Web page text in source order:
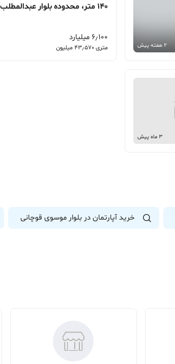
2 هفته پیش
140 متر، محدوده بلوار عبدالمطلب، حرعاملی 53
6٫100 میلیارد
متری 43٫570 میلیون
3 ماه پیش
خرید آپارتمان در بلوار موسوی قوچانی